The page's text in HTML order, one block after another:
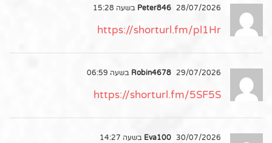
Peter846 28/07/2026 בשעה 15:28
https://shorturl.fm/pl1Hr
Robin4678 29/07/2026 בשעה 06:59
https://shorturl.fm/5SF5S
Eva100 30/07/2026 בשעה 14:27